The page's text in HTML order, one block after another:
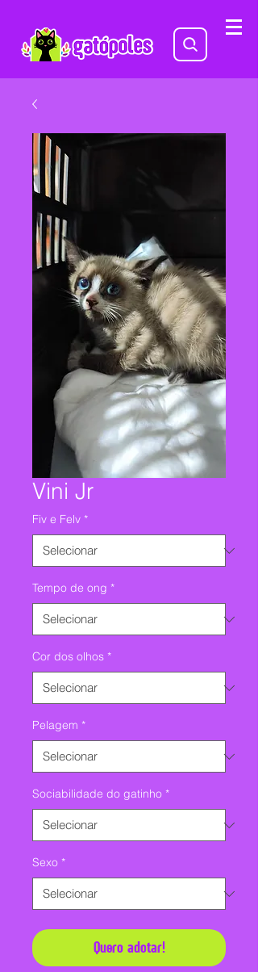
Vini Jr
Fiv e Felv *
Tempo de ong *
Cor dos olhos *
Pelagem *
Sociabilidade do gatinho *
Sexo *
Quero adotar!